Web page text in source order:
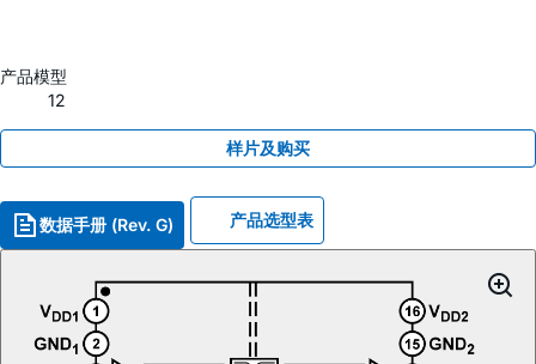
产品模型
12
样片及购买
数据手册 (Rev. G) 产品选型表